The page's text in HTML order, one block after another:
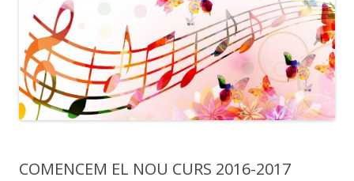
COMENCEM EL NOU CURS 2016-2017